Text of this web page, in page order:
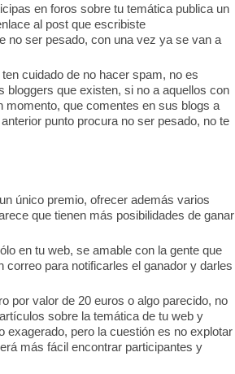
en foros sobre tu temática publica un
al post que escribiste
no ser pesado, con una vez ya se van a
cuidado de no hacer spam, no es
bloggers que existen, si no a aquellos con
momento, que comentes en sus blogs a
punto procura no ser pesado, no te
único premio, ofrecer además varios
que tienen más posibilidades de ganar
en tu web, se amable con la gente que
para notificarles el ganador y darles
por valor de 20 euros o algo parecido, no
sobre la temática de tu web y
exagerado, pero la cuestión es no explotar
más fácil encontrar participantes y